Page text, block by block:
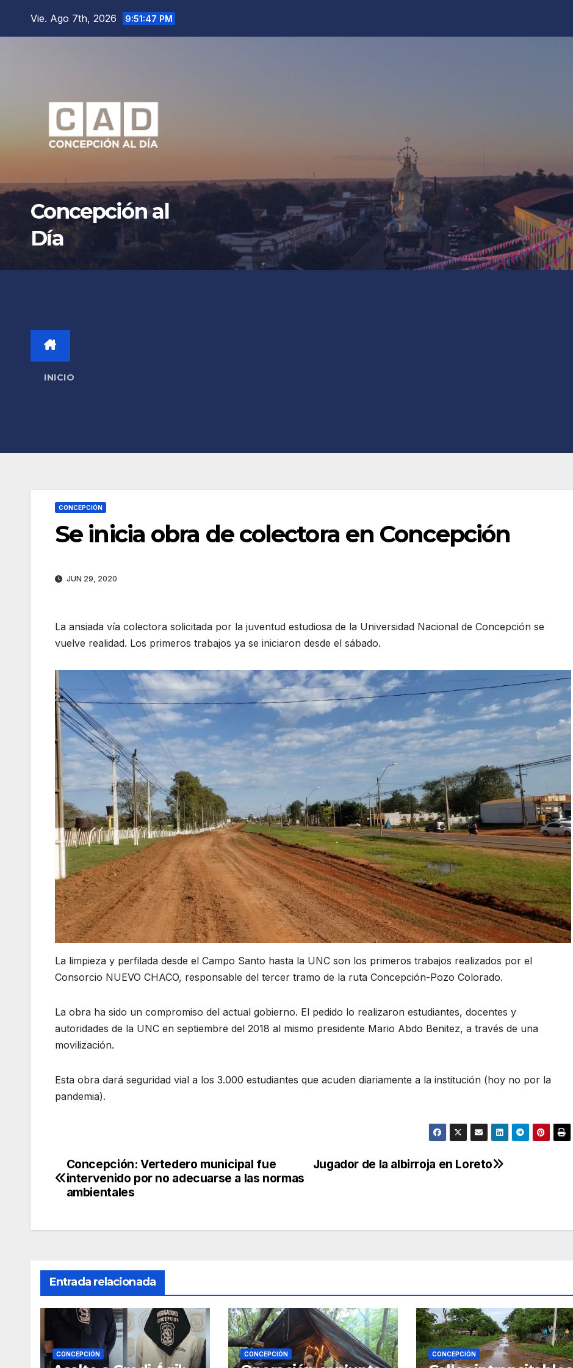
Vie. Ago 7th, 2026 9:51:49 PM
Concepción al
Día
INICIO
CONCEPCIÓN
Se inicia obra de colectora en Concepción
JUN 29, 2020
La ansiada vía colectora solicitada por la juventud estudiosa de la Universidad Nacional de Concepción se
vuelve realidad. Los primeros trabajos ya se iniciaron desde el sábado.
La limpieza y perfilada desde el Campo Santo hasta la UNC son los primeros trabajos realizados por el
Consorcio NUEVO CHACO, responsable del tercer tramo de la ruta Concepción-Pozo Colorado.
La obra ha sido un compromiso del actual gobierno. El pedido lo realizaron estudiantes, docentes y
autoridades de la UNC en septiembre del 2018 al mismo presidente Mario Abdo Benitez, a través de una
movilización.
Esta obra dará seguridad vial a los 3.000 estudiantes que acuden diariamente a la institución (hoy no por la
pandemia).
Navegación
de
Jugador de la albirroja en Loreto
Concepción: Vertedero municipal fue
intervenido por no adecuarse a las normas
ambientales
Entrada relacionada
CONCEPCIÓN CONCEPCIÓN CONCEPCIÓN